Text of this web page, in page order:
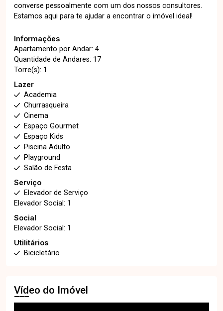
converse pessoalmente com um dos nossos consultores.
Estamos aqui para te ajudar a encontrar o imóvel ideal!
Informações
Apartamento por Andar: 4
Quantidade de Andares: 17
Torre(s): 1
Lazer
Academia
Churrasqueira
Cinema
Espaço Gourmet
Espaço Kids
Piscina Adulto
Playground
Salão de Festa
Serviço
Elevador de Serviço
Elevador Social: 1
Social
Elevador Social: 1
Utilitários
Bicicletário
Vídeo do Imóvel